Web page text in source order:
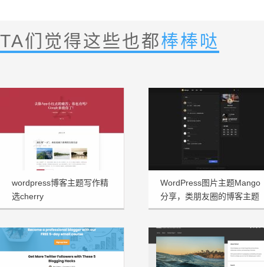
TA们觉得这些也都棒棒哒
wordpress博客主题写作精
选cherry
WordPress图片主题Mango
分享，类朋友圈的博客主题